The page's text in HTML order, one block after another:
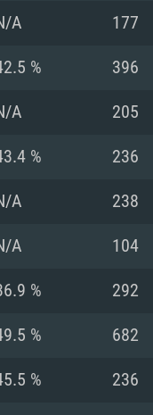
사항
장 사양
장 사양
장 사양
A 177
% 396
A 205
% 236
A 238
A 104
% 292
% 682
% 236